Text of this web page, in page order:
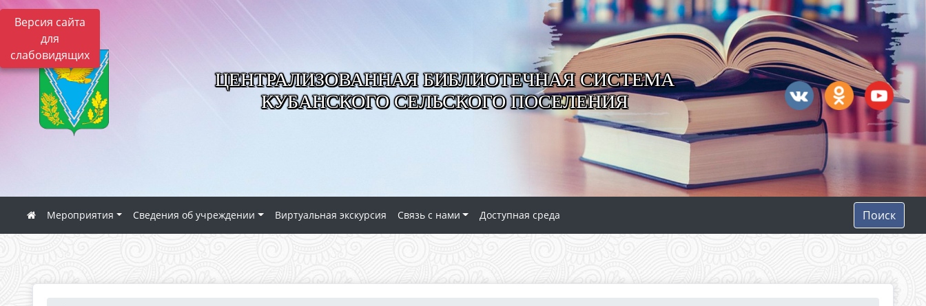
Версия сайта
для
слабовидящих
ЦЕНТРАЛИЗОВАННАЯ БИБЛИОТЕЧНАЯ СИСТЕМА
КУБАНСКОГО СЕЛЬСКОГО ПОСЕЛЕНИЯ
Мероприятия Сведения об учреждении Виртуальная экскурсия Связь с нами Доступная среда Поиск